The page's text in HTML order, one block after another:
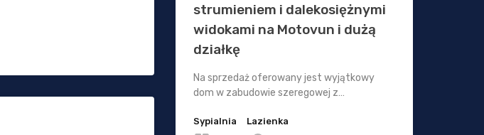
strumieniem i dalekosiężnymi
widokami na Motovun i dużą
działkę
Na sprzedaż oferowany jest wyjątkowy
dom w zabudowie szeregowej z…
Sypialnia
Lazienka